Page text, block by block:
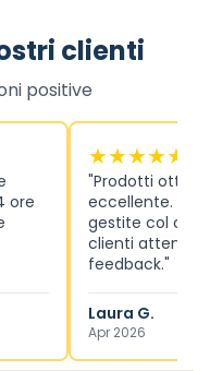
clienti
positive
ore
★★★★★
"Prodotti ottimi
eccellente.
gestite col
clienti attenta
feedback."
Laura G.
Apr 2026